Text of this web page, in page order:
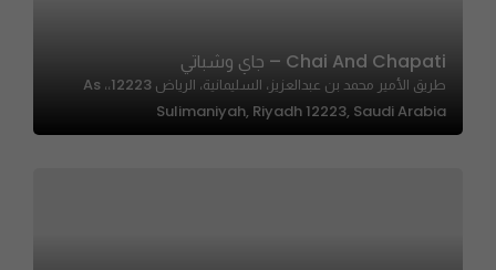
Chai And Chapati – جاي وشباتي
طريق الأمير محمد بن عبدالعزيز، السليمانية، الرياض 12223،، As
Sulimaniyah, Riyadh 12223, Saudi Arabia